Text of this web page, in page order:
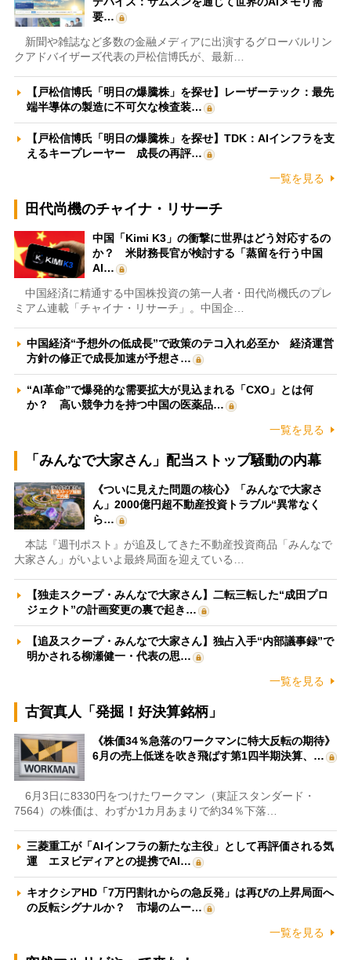
要…
新聞や雑誌など多数の金融メディアに出演するグローバルリン
クアドバイザーズ代表の戸松信博氏が、最新…
【戸松信博氏「明日の爆騰株」を探せ】レーザーテック：最先
端半導体の製造に不可欠な検査装…
【戸松信博氏「明日の爆騰株」を探せ】TDK：AIインフラを支
えるキープレーヤー 成長の再評…
一覧を見る
田代尚機のチャイナ・リサーチ
中国「Kimi K3」の衝撃に世界はどう対応するの
か？ 米財務長官が検討する「蒸留を行う中国
AI…
中国経済に精通する中国株投資の第一人者・田代尚機氏のプレ
ミアム連載「チャイナ・リサーチ」。中国企…
中国経済“予想外の低成長”で政策のテコ入れ必至か 経済運営
方針の修正で成長加速が予想さ…
“AI革命”で爆発的な需要拡大が見込まれる「CXO」とは何
か？ 高い競争力を持つ中国の医薬品…
一覧を見る
「みんなで大家さん」配当ストップ騒動の内幕
《ついに見えた問題の核心》「みんなで大家さ
ん」2000億円超不動産投資トラブル“異常なく
ら…
本誌『週刊ポスト』が追及してきた不動産投資商品「みんなで
大家さん」がいよいよ最終局面を迎えている…
【独走スクープ・みんなで大家さん】二転三転した“成田プロ
ジェクト”の計画変更の裏で起き…
【追及スクープ・みんなで大家さん】独占入手“内部議事録”で
明かされる柳瀬健一・代表の思…
一覧を見る
古賀真人「発掘！好決算銘柄」
《株価34％急落のワークマンに特大反転の期待》
6月の売上低迷を吹き飛ばす第1四半期決算、…
6月3日に8330円をつけたワークマン（東証スタンダード・
7564）の株価は、わずか1カ月あまりで約34％下落…
三菱重工が「AIインフラの新たな主役」として再評価される気
運 エヌビディアとの提携でAI…
キオクシアHD「7万円割れからの急反発」は再びの上昇局面へ
の反転シグナルか？ 市場のムー…
一覧を見る